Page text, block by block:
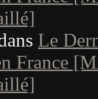
Le
France